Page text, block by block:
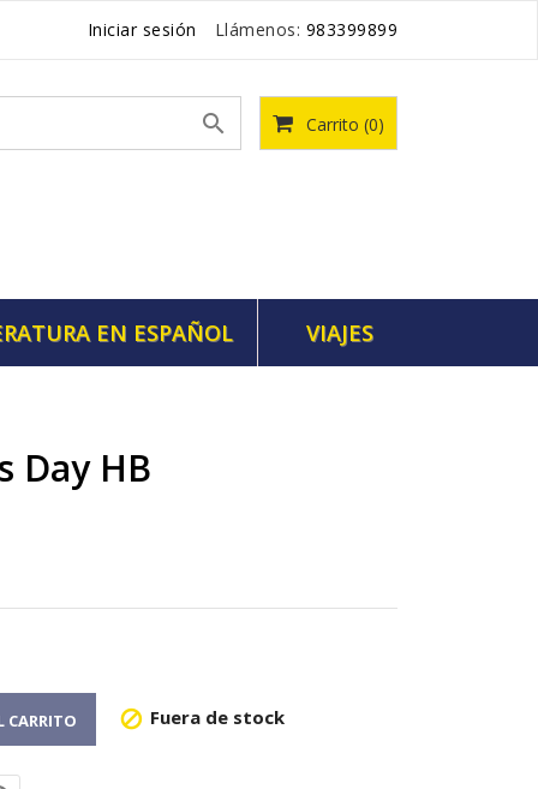
Iniciar sesión Llámenos: 983399899
Carrito (0)

EN ESPAÑOL VIAJES
Day HB
CARRITO  Fuera de stock